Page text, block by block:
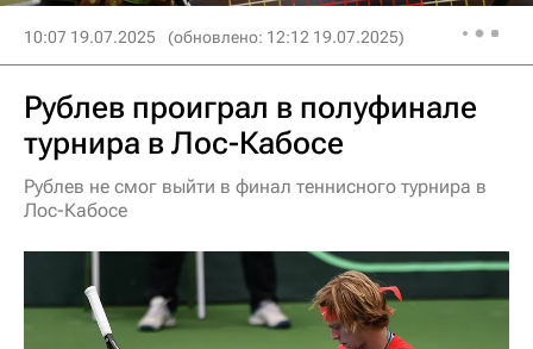
10:07 19.07.2025 (обновлено: 12:12 19.07.2025)
Рублев проиграл в полуфинале
турнира в Лос-Кабосе
Рублев не смог выйти в финал теннисного турнира в
Лос-Кабосе